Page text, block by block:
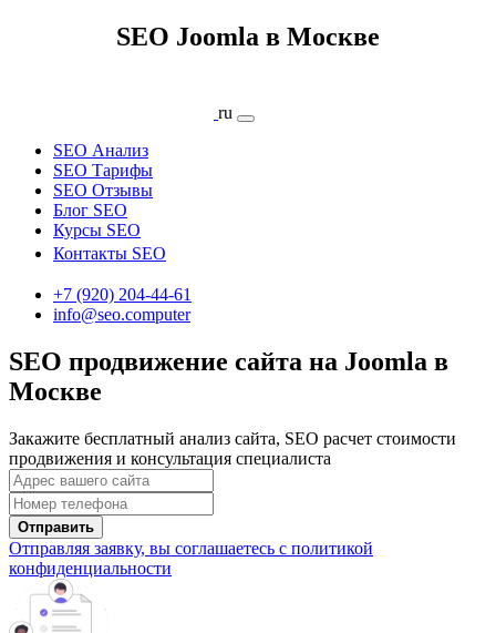
SEO Joomla в Москве
ru
SEO Анализ
SEO Тарифы
SEO Отзывы
Блог SEO
Курсы SEO
Контакты SEO
+7 (920) 204-44-61
info@seo.computer
SEO продвижение сайта на Joomla в
Москве
Закажите бесплатный анализ сайта, SEO расчет стоимости
продвижения и консультация специалиста
Отправить
Отправляя заявку, вы соглашаетесь с политикой
конфиденциальности